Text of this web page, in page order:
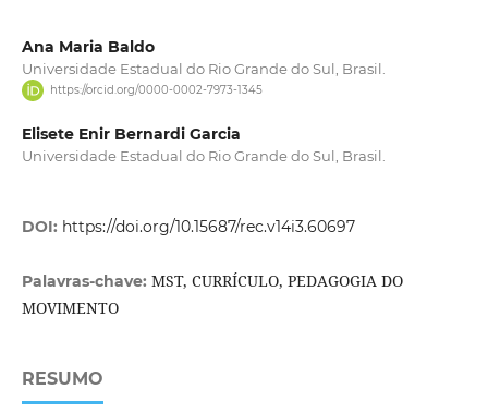
Ana Maria Baldo
Universidade Estadual do Rio Grande do Sul, Brasil.
https://orcid.org/0000-0002-7973-1345
Elisete Enir Bernardi Garcia
Universidade Estadual do Rio Grande do Sul, Brasil.
DOI: https://doi.org/10.15687/rec.v14i3.60697
Palavras-chave: MST, CURRÍCULO, PEDAGOGIA DO
MOVIMENTO
RESUMO